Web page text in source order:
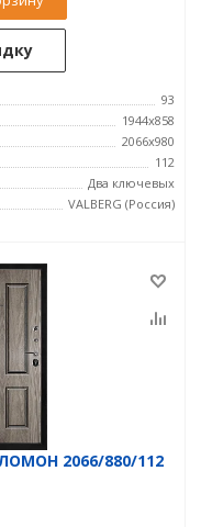
93
1944x858
2066x980
112
Два ключевых
VALBERG (Россия)
2066/880/112